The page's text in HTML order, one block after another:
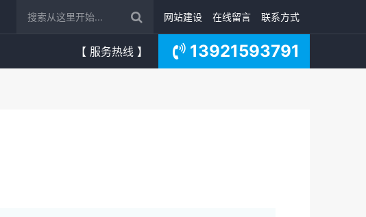
网站建设 在线留言 联系方式
【 服务热线 】 13921593791